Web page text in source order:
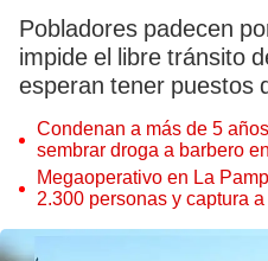
Pobladores padecen
impide el libre tránsito
esperan tener puestos
Condenan a más de 5
sembrar droga a barbero
Megaoperativo en La
2.300 personas y captura